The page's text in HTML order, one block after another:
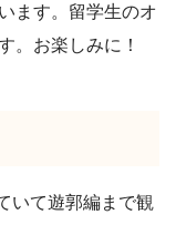
ます。留学生のオ
。お楽しみに！
いて遊郭編まで観